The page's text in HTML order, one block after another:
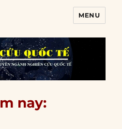
MENU
nay: